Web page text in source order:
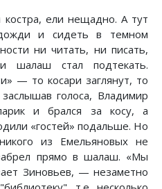
ели нещадно. А тут
и сидеть в темном
ни читать, ни писать,
шалаш стал подтекать.
— то косари заглянут, то
голоса, Владимир
и брался за косу, а
«гостей» подальше. Но
из Емельяновых не
прямо в шалаш. «Мы
Зиновьев, — незаметно